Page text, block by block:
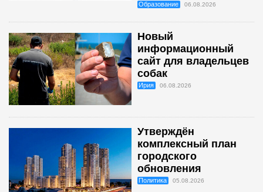
Образование 06.08.2026
Новый
информационный
сайт для владельцев
собак
Ирия 06.08.2026
Утверждён
комплексный план
городского
обновления
Политика 05.08.2026